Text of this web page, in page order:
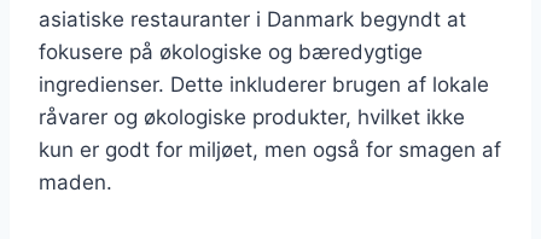
asiatiske restauranter i Danmark begyndt at
fokusere på økologiske og bæredygtige
ingredienser. Dette inkluderer brugen af lokale
råvarer og økologiske produkter, hvilket ikke
kun er godt for miljøet, men også for smagen af
maden.